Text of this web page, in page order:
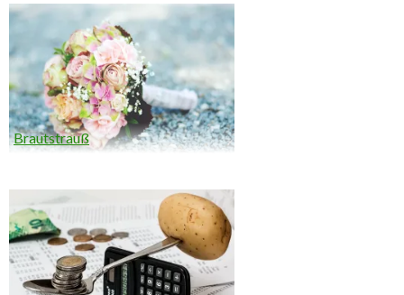
Brautstrauß